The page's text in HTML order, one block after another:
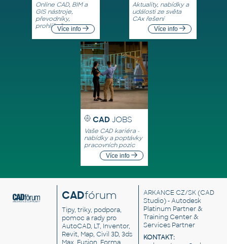
Online CAD, BIM a
GIS nástroje,
převodníky,
prohlížečeVíce info
Aktuality, nabídky a
události ze světa
CAx řešení
Více info
CAD JOBS
Vaše CAD kariéra -
nabídky a poptávky
pracovních pozic
Více info
CADfórum
Tipy, triky, podpora,
pomoc a rady pro
AutoCAD, LT, Inventor,
Revit, Map, Civil 3D, 3ds
Max, Fusion, Forma,
ARKANCE CZ/SK(CAD
Studio) - Autodesk
Platinum Partner &
Training Center &
Services Partner
KONTAKT: